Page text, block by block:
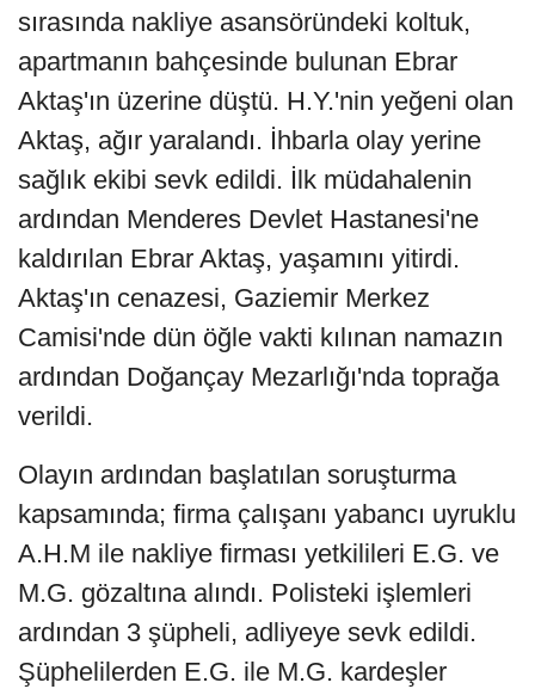
sırasında nakliye asansöründeki koltuk,
apartmanın bahçesinde bulunan Ebrar
Aktaş'ın üzerine düştü. H.Y.'nin yeğeni olan
Aktaş, ağır yaralandı. İhbarla olay yerine
sağlık ekibi sevk edildi. İlk müdahalenin
ardından Menderes Devlet Hastanesi'ne
kaldırılan Ebrar Aktaş, yaşamını yitirdi.
Aktaş'ın cenazesi, Gaziemir Merkez
Camisi'nde dün öğle vakti kılınan namazın
ardından Doğançay Mezarlığı'nda toprağa
verildi.
Olayın ardından başlatılan soruşturma
kapsamında; firma çalışanı yabancı uyruklu
A.H.M ile nakliye firması yetkilileri E.G. ve
M.G. gözaltına alındı. Polisteki işlemleri
ardından 3 şüpheli, adliyeye sevk edildi.
Şüphelilerden E.G. ile M.G. kardeşler